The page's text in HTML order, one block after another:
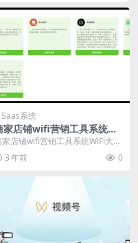
Saas系统
家店铺wifi营销工具系统Wi
师专业版 全插件saas版坑
账号
家店铺wifi营销工具系统WiFi大师
业版 全插件saas版坑位账号, 商
3 年前 0